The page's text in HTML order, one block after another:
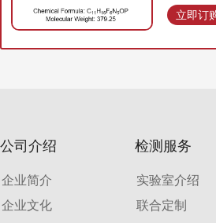
立即订
公司介绍
企业简介
企业文化
检测服务
实验室介绍
联合定制